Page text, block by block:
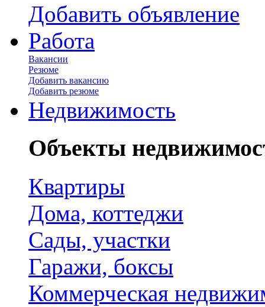
Добавить объявление
Работа
Вакансии
Резюме
Добавить вакансию
Добавить резюме
Недвижимость
Объекты
Квартиры
Дома, коттеджи
Сады, участки
Гаражи, боксы
Коммерческая